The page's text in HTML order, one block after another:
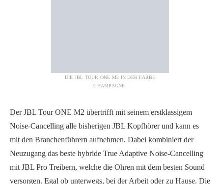
DIE JBL TOUR ONE M2 IN DER FARBE
CHAMPAGNE.
Der JBL Tour ONE M2 übertrifft mit seinem erstklassigem
Noise-Cancelling alle bisherigen JBL Kopfhörer und kann es
mit den Branchenführern aufnehmen. Dabei kombiniert der
Neuzugang das beste hybride True Adaptive Noise-Cancelling
mit JBL Pro Treibern, welche die Ohren mit dem besten Sound
versorgen. Egal ob unterwegs, bei der Arbeit oder zu Hause. Die